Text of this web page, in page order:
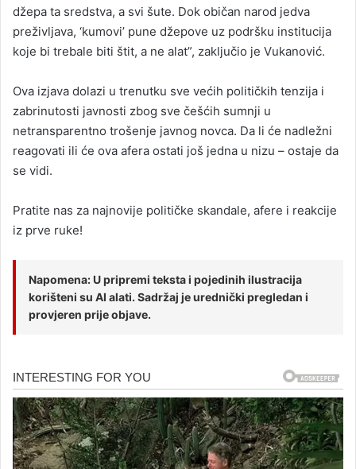
džepa ta sredstva, a svi šute. Dok običan narod jedva
preživljava, ‘kumovi’ pune džepove uz podršku institucija
koje bi trebale biti štit, a ne alat”, zaključio je Vukanović.
Ova izjava dolazi u trenutku sve većih političkih tenzija i
zabrinutosti javnosti zbog sve češćih sumnji u
netransparentno trošenje javnog novca. Da li će nadležni
reagovati ili će ova afera ostati još jedna u nizu – ostaje da
se vidi.
Pratite nas za najnovije političke skandale, afere i reakcije
iz prve ruke!
Napomena: U pripremi teksta i pojedinih ilustracija
korišteni su AI alati. Sadržaj je urednički pregledan i
provjeren prije objave.